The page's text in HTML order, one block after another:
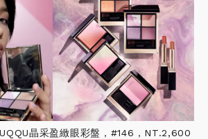
晶采盈緻眼彩盤，#146，NT.2,600